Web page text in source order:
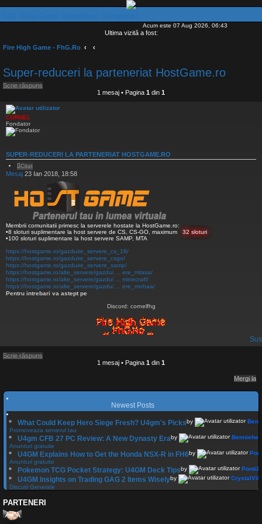
Acum este 07 Aug 2026, 06:43
Ultima vizită a fost:
Fire High Game - FhG.Ro
Super-reduceri la parteneriat HostGame.ro
Scrie răspuns
1 mesaj • Pagina 1 din 1
CORNEL
Fondator
SUPER-REDUCERI LA PARTENERIAT HOSTGAME.RO
Citat
Mesaj 23 Ian 2018, 18:58
Membrii comunitatii primesc la serverele hostate la HostGame.ro:
•8 sloturi suplimentare la host servere de CS, CS-GO, maximum
32 sloturi
•100 sloturi suplimentare la host servere SAMP, MTA
https://hostgame.ro/gazduire_servere_cs_16/
https://hostgame.ro/gazduire_servere_csgo/
https://hostgame.ro/gazduire_servere_samp/
https://hostgame.ro/alte_servere/gazdui ... ere_mtasa/
https://hostgame.ro/alte_servere/gazdui ... minecraft/
https://hostgame.ro/alte_servere/gazdui ... ere_mohaa/
Pentru intrebari va astept pe
Discord: cornelfhg
Sus
Scrie răspuns
1 mesaj • Pagina 1 din 1
Mergi la
Newest Posts
What Could Keep Hero Siege Fresh? U4gm's Picksby
Promoveaza serverul tau
U4gm CFB 27 PC Review: A New Dynasty Eraby
Anunturi gratuite
U4GM Explains How to Get the Honda NSX-R in FH6by
Anunturi gratuite
Pokemon TCG Pocket Strategy: U4GM Deck Tipsby
U4GM Insights on Trading GAG 2 Items Wiselyby
Discutii Generale
PARTENERI